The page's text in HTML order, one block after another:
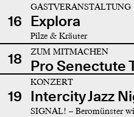
16
GASTVERANSTALTUNG
Explora
Pilze & Kräuter
18 ZUM MITMACHEN
Pro Senectute
19
KONZERT
Intercity Jazz
SIGNAL! – Beromünster